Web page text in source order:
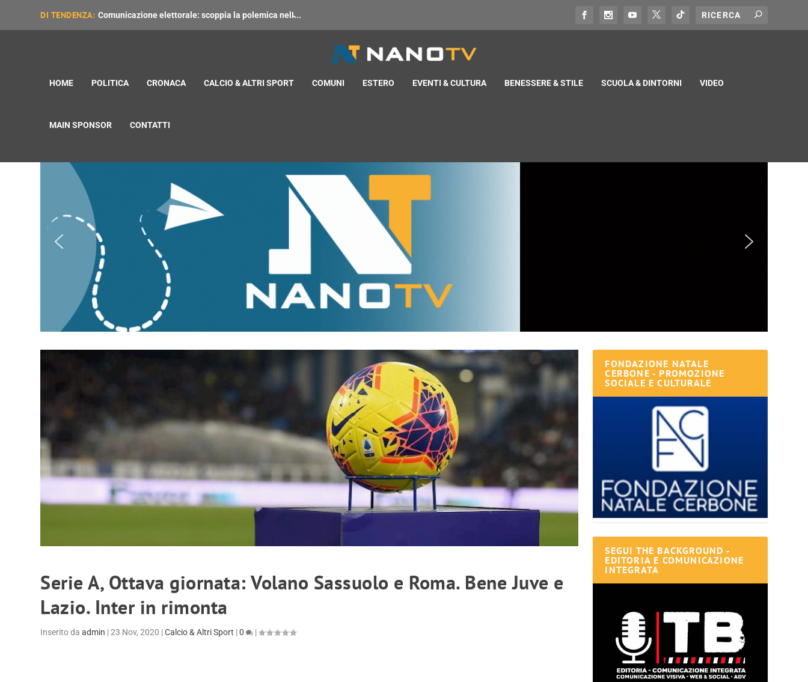
DI TENDENZA: Comunicazione elettorale: scoppia la polemica nell̵...
HOME POLITICA CRONACA CALCIO & ALTRI SPORT COMUNI ESTERO EVENTI & CULTURA BENESSERE & STILE SCUOLA & DINTORNI VIDEO
MAIN SPONSOR CONTATTI
Serie A, Ottava giornata: Volano Sassuolo e Roma. Bene Juve e
Lazio. Inter in rimonta
Inserito daadmin |23 Nov, 2020 |Calcio & Altri Sport |0 |
FONDAZIONE NATALE
CERBONE - PROMOZIONE
SOCIALE E CULTURALE
SEGUI THE BACKGROUND -
EDITORIA E COMUNICAZIONE
INTEGRATA